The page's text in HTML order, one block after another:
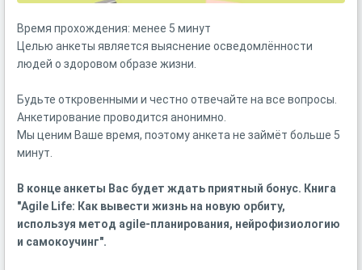
Время прохождения: менее 5 минут
Целью анкеты является выяснение осведомлённости
людей о здоровом образе жизни.
Будьте откровенными и честно отвечайте на все вопросы.
Анкетирование проводится анонимно.
Мы ценим Ваше время, поэтому анкета не займёт больше 5
минут.
В конце анкеты Вас будет ждать приятный бонус. Книга
"Agile Life: Как вывести жизнь на новую орбиту,
используя метод agile-планирования, нейрофизиологию
и самокоучинг".